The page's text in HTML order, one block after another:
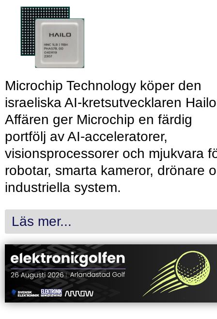
Microchip Technology köper den
israeliska AI-kretsutvecklaren
Affären ger Microchip en färdig
portfölj av AI-acceleratorer,
visionsprocessorer och mjukvara
robotar, smarta kameror, drönare
industriella system.
Läs mer...